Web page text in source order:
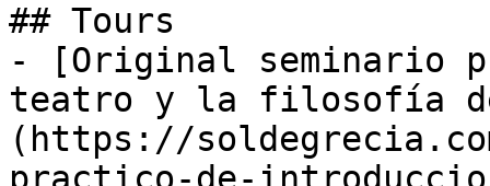
## Tours
- [Original seminario
teatro y la filosofía
(https://